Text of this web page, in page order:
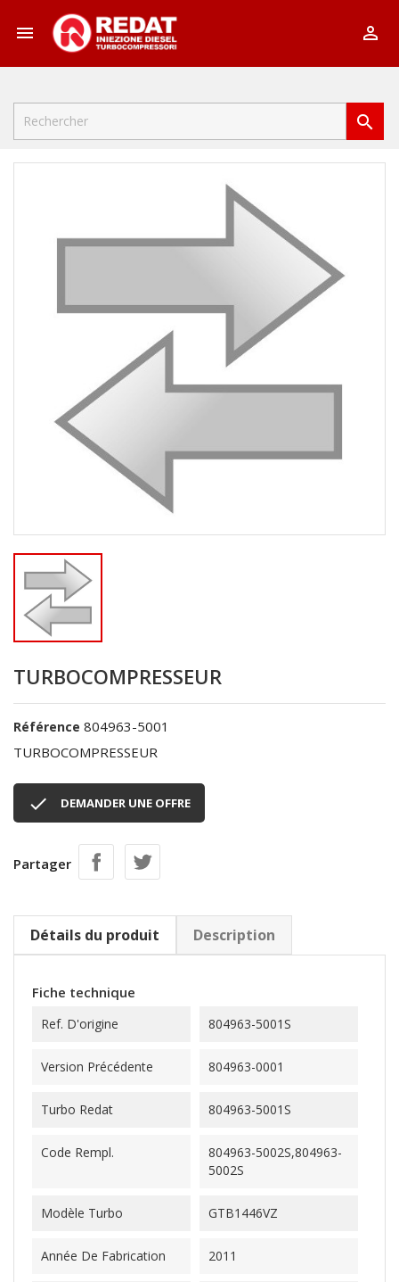
 

TURBOCOMPRESSEUR
Référence 804963-5001
TURBOCOMPRESSEUR
 DEMANDER UNE OFFRE
Partager
Détails du produit Description
Fiche technique
Ref. D'origine 804963-5001S
Version Précédente 804963-0001
Turbo Redat 804963-5001S
Code Rempl.
804963-5002S,804963-
5002S
Modèle Turbo GTB1446VZ
Année De Fabrication 2011